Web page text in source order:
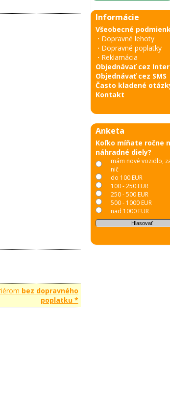
bez dopravného
poplatku *
Informácie
Všeobecné
· Dopravné lehoty
· Dopravné poplatky
· Reklamácia
Objednávať cez
Objednávať cez SMS
Často kladené
Kontakt
Anketa
Koľko míňate ročne
náhradné diely?
mám nové vozidlo,
nič
do 100 EUR
100 - 250 EUR
250 - 500 EUR
500 - 1000 EUR
nad 1000 EUR